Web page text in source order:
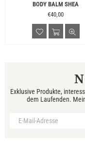
BODY BALM SHEA
Normaler
€40,00
Exklusive Produkte,
dem Laufenden.